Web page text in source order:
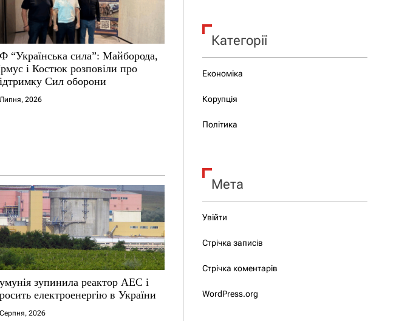
“Українська сила”: Майборода,
і Костюк розповіли про
Сил оборони
2026
зупинила реактор АЕС і
електроенергію в України
2026
Категорії
Економіка
Корупція
Політика
Мета
Увійти
Стрічка записів
Стрічка коментарів
WordPress.org